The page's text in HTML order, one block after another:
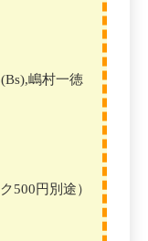
嶋村一徳
500円別途）